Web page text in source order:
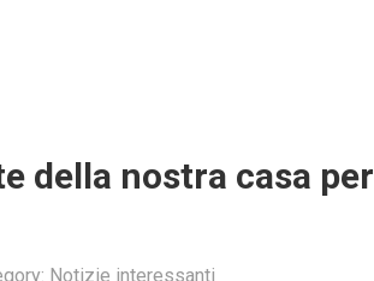
della nostra casa per
Notizie interessanti